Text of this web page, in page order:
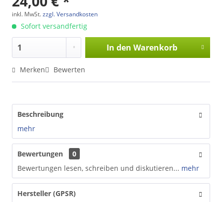
inkl. MwSt.zzgl. Versandkosten
Sofort versandfertig
In den Warenkorb
Merken Bewerten
Beschreibung
mehr
Bewertungen
0
Bewertungen lesen, schreiben und diskutieren... mehr
Hersteller (GPSR)